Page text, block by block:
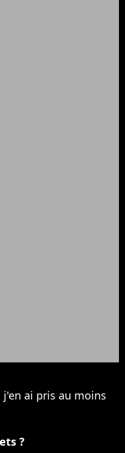
j'en ai pris au moins
?